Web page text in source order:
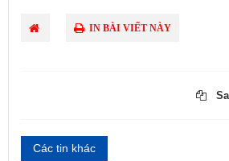
IN BÀI VIẾT NÀY
Các tin khác